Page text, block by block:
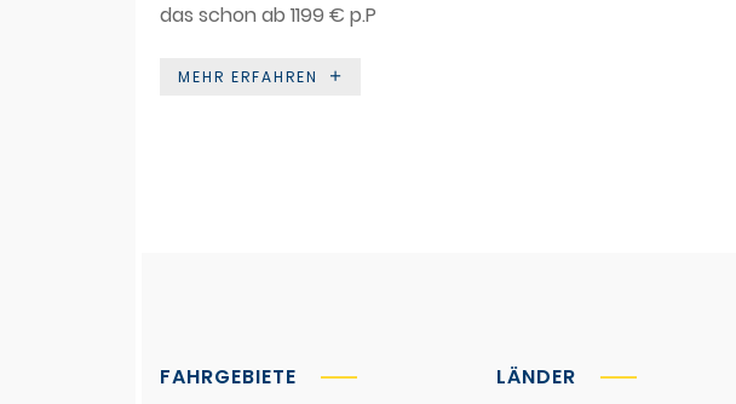
das schon ab 1199 € p.P
MEHR ERFAHREN
FAHRGEBIETE LÄNDER